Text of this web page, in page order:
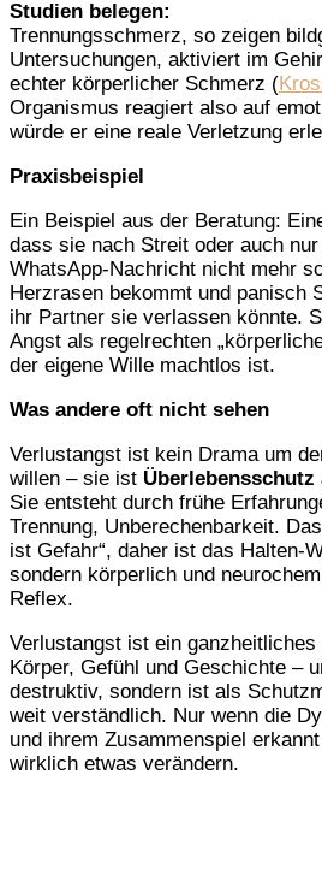
Studien belegen:
Trennungsschmerz, so zeigen
Untersuchungen, aktiviert im
echter körperlicher Schmerz (
Organismus reagiert also auf
würde er eine reale Verletzung
Praxisbeispiel
Ein Beispiel aus der Beratung:
dass sie nach Streit oder auch
WhatsApp-Nachricht nicht mehr
Herzrasen bekommt und panisch
ihr Partner sie verlassen könnte.
Angst als regelrechten
der eigene Wille machtlos ist.
Was andere oft nicht sehen
Verlustangst ist kein Drama um
willen – sie ist
Sie entsteht durch frühe
Trennung, Unberechenbarkeit.
ist Gefahr“, daher ist das Halten-
sondern körperlich und
Reflex.
Verlustangst ist ein ganzheitliches
Körper, Gefühl und Geschichte –
destruktiv, sondern ist als
weit verständlich. Nur wenn die
und ihrem Zusammenspiel
wirklich etwas verändern.